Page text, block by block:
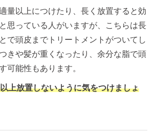
量以上につけたり、長く放置すると効
思っている人がいますが、こちらは長
で頭皮までトリートメントがついてし
きや髪が重くなったり、余分な脂で頭
可能性もあります。
上放置しないように気をつけましょ